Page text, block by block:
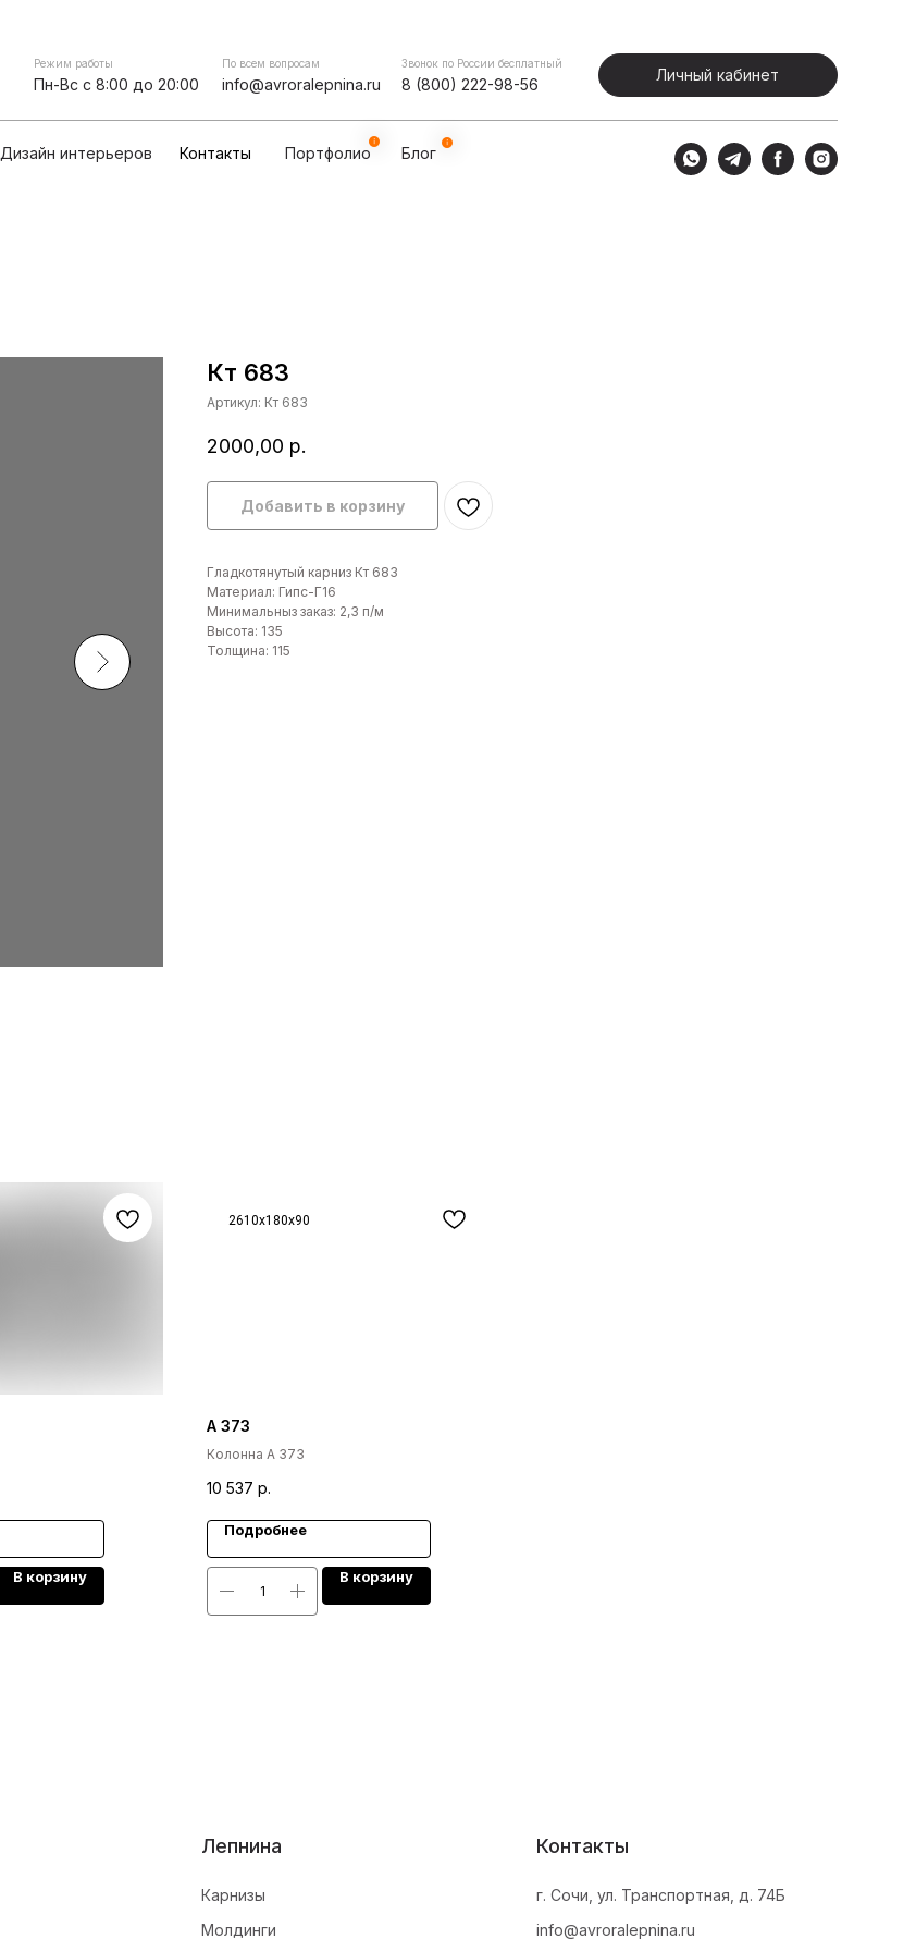
Режим работы
Пн-Вс с 8:00 до 20:00
По всем вопросам
info@avroralepnina.ru
Звонок по России бесплатный
8 (800) 222-98-56
Дизайн интерьеров Портфолио Блог
Личный кабинет
Контакты
Личный кабинет
Кт 683
Артикул: Кт 683
2000,00 р.
Добавить в корзину
Гладкотянутый карниз Кт 683
Материал: Гипс-Г16
Минимальныз заказ: 2,3 п/м
Высота: 135
Толщина: 115
В корзину
2610x180x90
А 373
Колонна А 373
10 537 р.
Подробнее
В корзину
Контакты
г. Сочи, ул. Транспортная, д. 74Б
info@avroralepnina.ru
Лепнина
Карнизы
Молдинги